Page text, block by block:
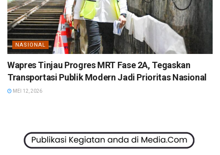
NASIONAL
Wapres Tinjau Progres MRT Fase 2A, Tegaskan
Transportasi Publik Modern Jadi Prioritas Nasional
MEI 12, 2026